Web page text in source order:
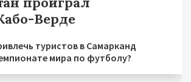
Верде
туристов в Самарканд
мира по футболу?